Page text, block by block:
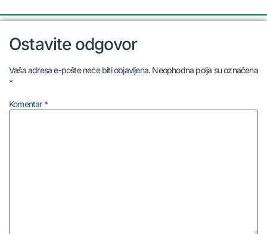
Ostavite odgovor
Vaša adresa e-pošte neće biti objavljena. Neophodna polja su označena
*
Komentar *